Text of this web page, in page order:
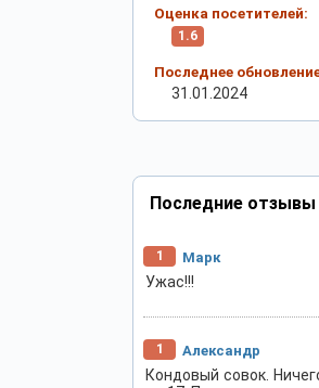
Оценка посетителей:
1.6
Последнее
31.01.2024
Последние отзывы
1 Марк
Ужас!!!
1 Александр
Кондовый совок.